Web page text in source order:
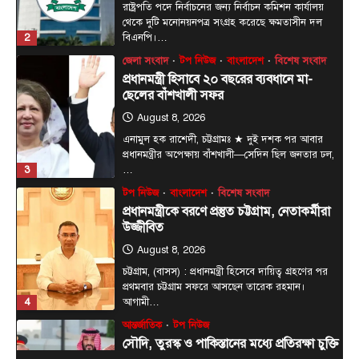
2
রাষ্ট্রপতি পদে নির্বাচনের জন্য নির্বাচন কমিশন কার্যালয়
থেকে দুটি মনোনয়নপত্র সংগ্রহ করেছে ক্ষমতাসীন দল
বিএনপি।…
3
জেলা সংবাদ টপ নিউজ বাংলাদেশ বিশেষ সংবাদ
প্রধানমন্ত্রী হিসাবে ২০ বছরের ব্যবধানে মা-
ছেলের বাঁশখালী সফর
August 8, 2026
এনামুল হক রাশেদী, চট্টগ্রামঃ ★ দুই দশক পর আবার
প্রধানমন্ত্রীর অপেক্ষায় বাঁশখালী—সেদিন ছিল জনতার ঢল,
…
4
টপ নিউজ বাংলাদেশ বিশেষ সংবাদ
প্রধানমন্ত্রীকে বরণে প্রস্তুত চট্টগ্রাম, নেতাকর্মীরা
উজ্জীবিত
August 8, 2026
চট্টগ্রাম, (বাসস) : প্রধানমন্ত্রী হিসেবে দায়িত্ব গ্রহণের পর
প্রথমবার চট্টগ্রাম সফরে আসছেন তারেক রহমান।
আগামী…
আন্তর্জাতিক
টপ নিউজ
সৌদি, তুরস্ক ও পাকিস্তানের মধ্যে প্রতিরক্ষা চুক্তি